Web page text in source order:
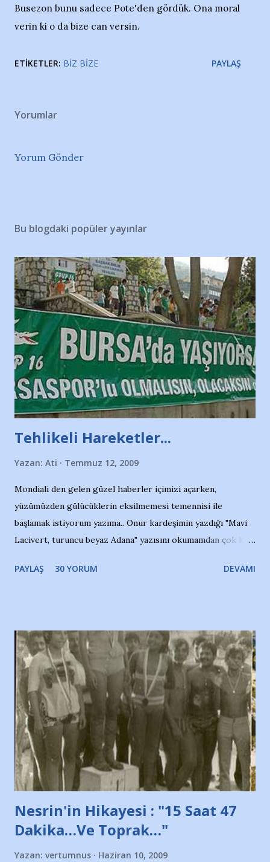
Busezon bunu sadece Pote'den gördük. Ona moral
verin ki o da bize can versin.
ETIKETLER: BIZ BIZE PAYLAŞ
Yorumlar
Yorum Gönder
Bu blogdaki popüler yayınlar
Tehlikeli Hareketler...
Yazan: Ati Temmuz 12, 2009
Mondiali den gelen güzel haberler içimizi açarken,
yüzümüzden gülücüklerin eksilmemesi temennisi ile
başlamak istiyorum yazıma.. Onur kardeşimin yazdığı "Mavi
Lacivert, turuncu beyaz Adana" yazısını okumamdan çok kısa
irkildim.. "Bursasporlu taraftarlar, İstanbul takımlarının
ve ürünlerini Bursa şehrinde görmek istemediklerini bir
protesto eylemiyle açıkladıklarını bildiriyordu.. Bu grup
adına açıklama yapan şahsı muhterem(!) ''Açık ve net olarak
söylüyoruz. Bu son uyarımızdır. Bunun yanısıra, bu takımlara
ait tanıtıcı ilanların asılmasına izin veren Bursa Büyükşehir
Belediyesi ile mağazaların bulunduğu alışveriş merkezlerini
de kınıyoruz'' diye de eklemiş .. Blogumuzda okuduğum bu
yazının hemen ardından bu habe...
PAYLAŞ 30 YORUM DEVAMI
Nesrin'in Hikayesi : "15 Saat 47
Dakika…Ve Toprak…"
Yazan: vertumnus Haziran 10, 2009